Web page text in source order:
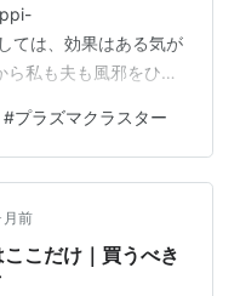
ては、効果はある気が
私も夫も風邪をひい
という怪しい日があ
けて寝たところ風邪
龍角散のおかげもある
らず風邪か…？となっ
には至りませんでし
#プラズマクラスター
月前
こだけ｜買うべき